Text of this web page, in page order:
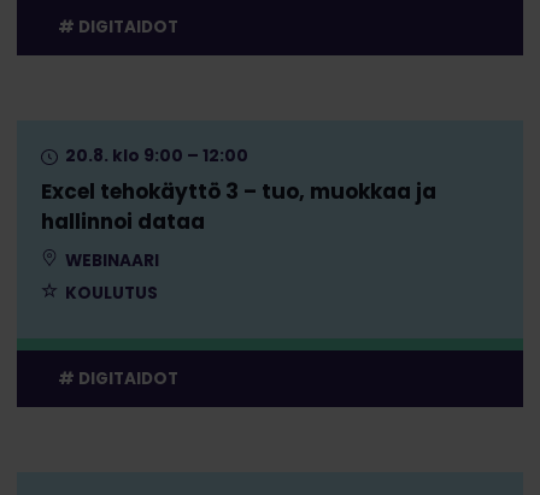
DIGITAIDOT
Excel tehokäyttö 3 – tuo, muokkaa ja
hallinnoi dataa
20.8. klo 9:00 – 12:00
WEBINAARI
KOULUTUS
DIGITAIDOT